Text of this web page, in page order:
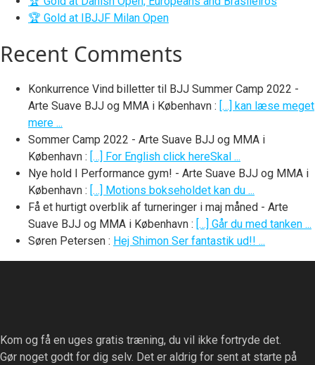
🏆 Gold at IBJJF Milan Open
Recent Comments
Konkurrence Vind billetter til BJJ Summer Camp 2022 -
Arte Suave BJJ og MMA i København : […] kan læse meget
mere ...
Sommer Camp 2022 - Arte Suave BJJ og MMA i
København : […] For English click hereSkal ...
Nye hold I Performance gym! - Arte Suave BJJ og MMA i
København : […] Motions bokseholdet kan du ...
Få et hurtigt overblik af turneringer i maj måned - Arte
Suave BJJ og MMA i København : […] Går du med tanken ...
Søren Petersen : Hej Shimon Ser fantastik ud!! ...
Kom og få en uges gratis træning, du vil ikke fortryde det.
Gør noget godt for dig selv. Det er aldrig for sent at starte på